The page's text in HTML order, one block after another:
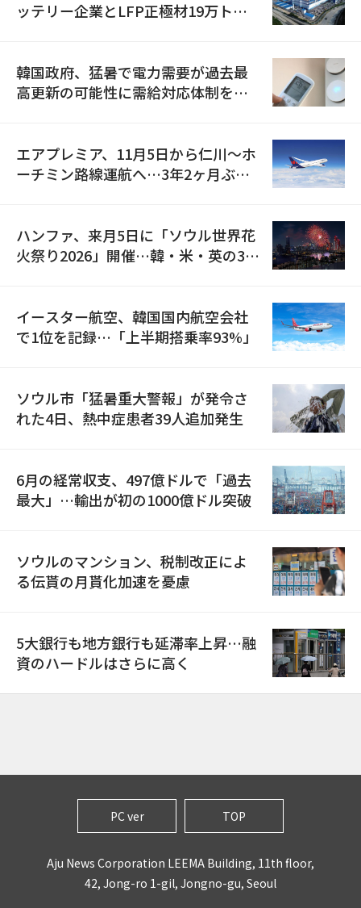
ッテリー企業とLFP正極材19万トン
韓国政府、猛暑で電力需要が過去最
高更新の可能性に需給対応体制を点
エアプレミア、11月5日から仁川〜ホ
ーチミン路線運航へ…3年2ヶ月ぶり
ハンファ、来月5日に「ソウル世界花
火祭り2026」開催…韓・米・英の3カ
イースター航空、韓国国内航空会社
で1位を記録…「上半期搭乗率93%」
ソウル市「猛暑重大警報」が発令さ
れた4日、熱中症患者39人追加発生
6月の経常収支、497億ドルで「過去
最大」…輸出が初の1000億ドル突破
ソウルのマンション、税制改正によ
る伝貰の月貰化加速を憂慮
5大銀行も地方銀行も延滞率上昇…融
資のハードルはさらに高く
PC ver TOP
Aju News Corporation LEEMA Building, 11th floor,
42, Jong-ro 1-gil, Jongno-gu, Seoul